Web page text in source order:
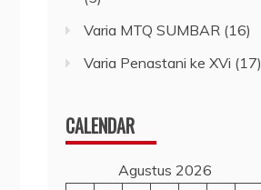
Varia MTQ SUMBAR (16)
Varia Penastani ke XVi (17)
CALENDAR
Agustus 2026